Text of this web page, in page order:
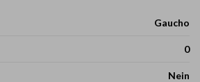
Gaucho
0
Nein